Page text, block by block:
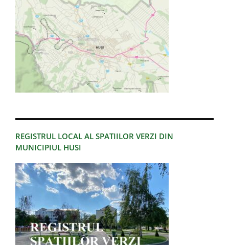
REGISTRUL LOCAL AL SPATIILOR VERZI DIN
MUNICIPIUL HUSI